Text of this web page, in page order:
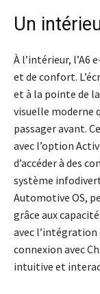
Un
À l’intérieur, l’A6
et de confort.
et à la pointe de
visuelle moderne
passager avant.
avec l’option
d’accéder à des
système
Automotive OS,
grâce aux
avec l’intégration
connexion avec
intuitive et